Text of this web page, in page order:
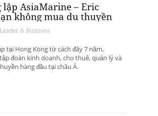
lập AsiaMarine – Eric
không mua du thuyền
sinh lời”
& Business
tại Hong Kong từ cách đây 7 năm,
đoàn kinh doanh, cho thuê, quản lý và
hàng đầu tại châu Á.